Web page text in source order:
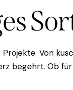
Von
begehrt. Ob für